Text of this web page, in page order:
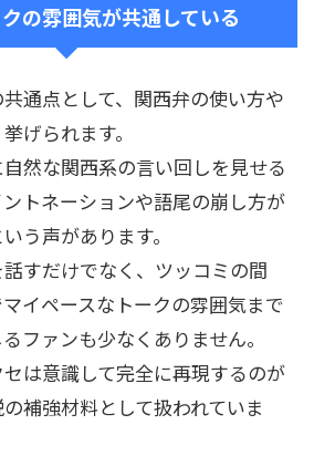
の雰囲気が共通している
通点として、関西弁の使い方や
げられます。
然な関西系の言い回しを見せる
トネーションや語尾の崩し方が
う声があります。
すだけでなく、ツッコミの間
イペースなトークの雰囲気まで
ファンも少なくありません。
は意識して完全に再現するのが
補強材料として扱われていま